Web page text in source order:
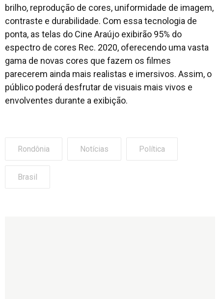
brilho, reprodução de cores, uniformidade de imagem,
contraste e durabilidade. Com essa tecnologia de
ponta, as telas do Cine Araújo exibirão 95% do
espectro de cores Rec. 2020, oferecendo uma vasta
gama de novas cores que fazem os filmes
parecerem ainda mais realistas e imersivos. Assim, o
público poderá desfrutar de visuais mais vivos e
envolventes durante a exibição.
Rondônia Notícias Política
Brasil